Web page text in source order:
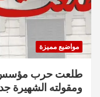
مواضيع مميزة
ومقولته الشهيرة جدا